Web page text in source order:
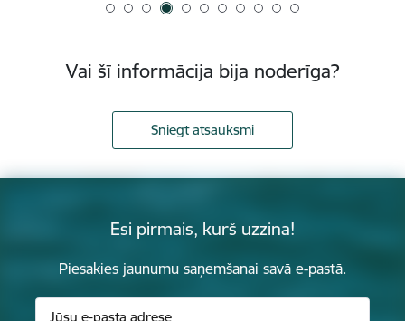
Vai šī informācija bija noderīga?
Sniegt atsauksmi
Esi pirmais, kurš uzzina!
Piesakies jaunumu saņemšanai savā e-pastā.